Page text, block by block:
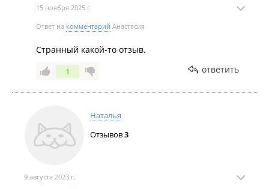
15 ноября 2025 г.
Ответ на комментарий Анастасия
Странный какой-то отзыв.
1 ответить
Наталья
Отзывов3
9 августа 2023 г.